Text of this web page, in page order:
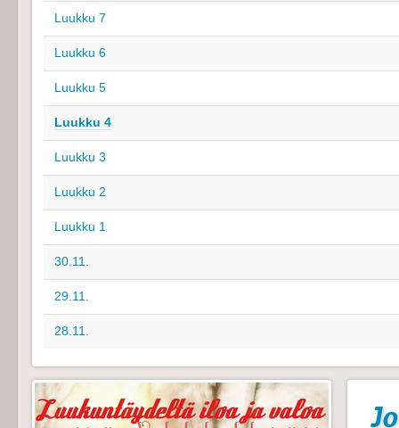
Luukku 7
Luukku 6
Luukku 5
Luukku 4
Luukku 3
Luukku 2
Luukku 1
30.11.
29.11.
28.11.